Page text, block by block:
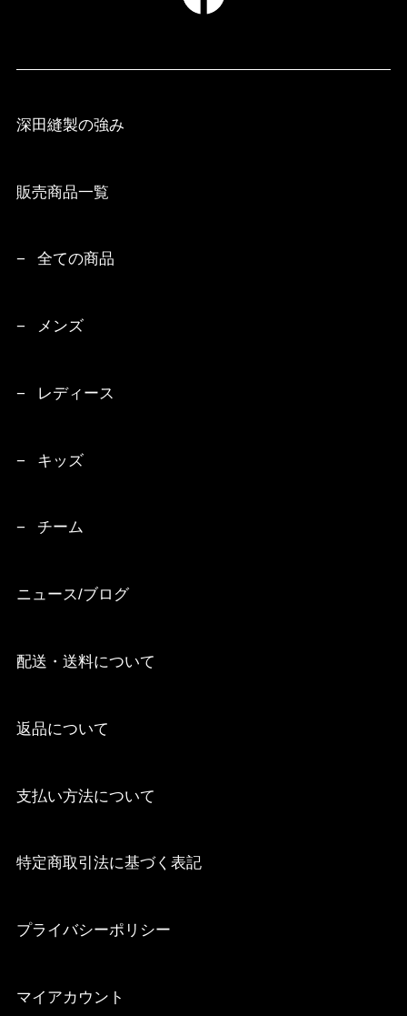
深田縫製の強み
販売商品一覧
全ての商品
メンズ
レディース
キッズ
チーム
ニュース/ブログ
配送・送料について
返品について
支払い方法について
特定商取引法に基づく表記
プライバシーポリシー
マイアカウント